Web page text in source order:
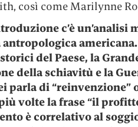
così come Marilynne
c’è
del Paese, la
della schiavitù e la
parla di “reinvenzione”
volte la frase “il
è correlativo al